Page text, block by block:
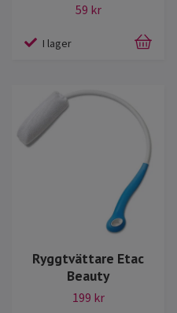
59 kr
I lager
Ryggtvättare Etac
Beauty
199 kr